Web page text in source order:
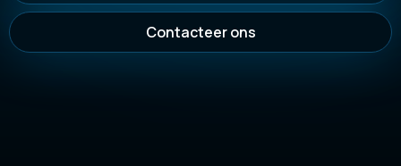
Contacteer ons